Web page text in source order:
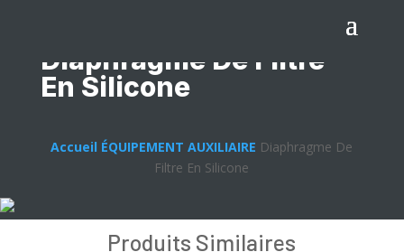
Diaphragme De Filtre
En Silicone
Accueil ÉQUIPEMENT AUXILIAIRE Diaphragme De
Filtre En Silicone
Produits Similaires